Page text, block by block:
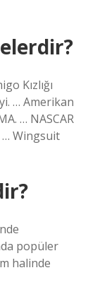
Kızlığı
… Amerikan
… NASCAR
… Wingsuit
popüler
halinde